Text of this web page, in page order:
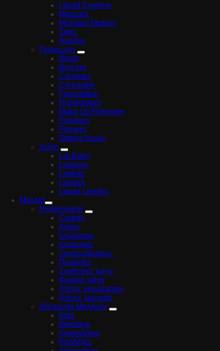
Liquid Eyeliner
Mascara
Μολύβια Ματιών
Σκιές
Φρύδια
Πρόσωπο
Blush
Bronzer
Compact
Concealer
Foundation
Highlighters
Make Up Remover
Powders
Primers
Setting Spray
Χείλη
Lip Balm
Lipgloss
Lipliner
Lipstick
Liquid Lipstick
Μαλλιά
Professional
Carbon
Αέρος
Ισιώματος
Κεραμικές
Ξεμπερδέματος
Πιρούνες
Συνθετική τρίχα
Φυσική τρίχα
Χτένες κουρέματος
Χτένες λισουάρ
Αξεσουάρ Μαλλιών
Kids
Wedding
Κοκκαλάκια
Κορδέλες